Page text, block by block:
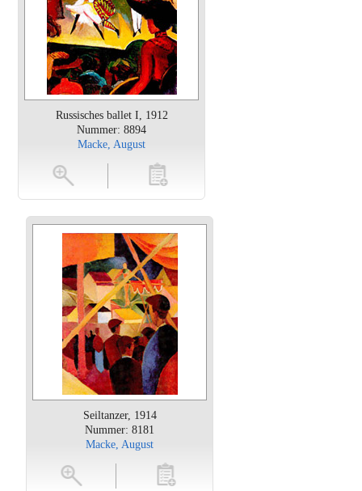
Russisches ballet I, 1912
Nummer: 8894
Macke, August
toevoegen
Seiltanzer, 1914
Nummer: 8181
Macke, August
toevoegen